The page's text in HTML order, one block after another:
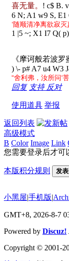
喜无量。 ! c$ B.
6 N; A1 w9 S, E1
‘随顺清净离欲寂
1 |5 ~; X1 I7 Q(
《摩诃般若波
) \- p# A7 u4 W3
“舍利弗，汝所问‘
回复 支持 反对
使用道具 举报
返回列表
高级模式
B Color Image Link
您需要登录后才可
本版积分规则 发
小黑屋|手机版|
GMT+8, 2026-8-7
Powered by Discuz!
Copyright © 2001-